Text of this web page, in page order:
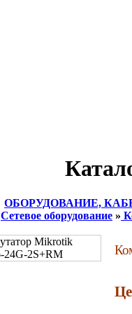
ОБОРУДОВАНИЕ,
Сетевое оборудование »